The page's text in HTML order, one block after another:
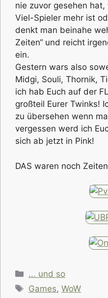
nie zuvor gesehen
Viel-Spieler mehr ist
denkt man beinahe
Zeiten“ und reicht
ein.
Gestern wars also
Midgi, Souli, Thornik,
ich hab Euch auf der
großteil Eurer Twinks!
zu übersehen wenn
vergessen werd ich
sich ab jetzt in Pink!
DAS waren noch
Kategorien
... und so
Schlagwörter
Games,WoW